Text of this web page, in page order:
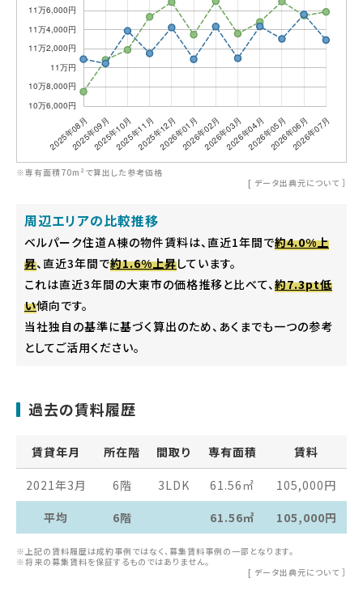
※専有面積70m²で算出した参考価格
[ データ出典元について ］
周辺エリアの比較推移
ベルパーク住道Ａ棟の物件賃料は、直近1年間で約4.0%上
昇、直近3年間で約1.6%上昇しています。
これは直近3年間の大東市の価格推移と比べて、 約7.3pt低
い傾向です。
当社独自の基準に基づく算出のため、あくまでも一つの参考
としてご活用ください。
過去の賃料履歴
賃貸年月 所在階 間取り 専有面積 賃料
2021年3月 6階 3LDK 61.56 ㎡ 105,000円
平均
6階 61.56㎡ 105,000円
※上記の賃料履歴は成約事例ではなく、募集賃料事例の一部となります。
※将来の募集賃料を保証するものではありません。
[ データ出典元について ］